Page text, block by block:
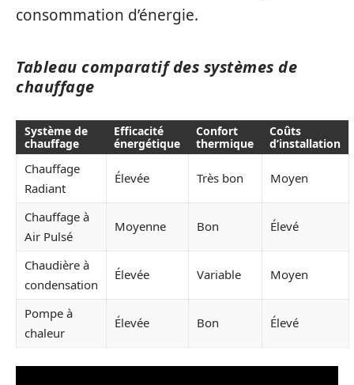
consommation d’énergie.
Tableau comparatif des systèmes de
chauffage
Système de
chauffage
Efficacité
énergétique
Confort
thermique
Coûts
d’installation
Chauffage
Radiant
Élevée Très bon Moyen
Chauffage à
Air Pulsé
Moyenne Bon Élevé
Chaudière à
condensation
Élevée Variable Moyen
Pompe à
chaleur
Élevée Bon Élevé